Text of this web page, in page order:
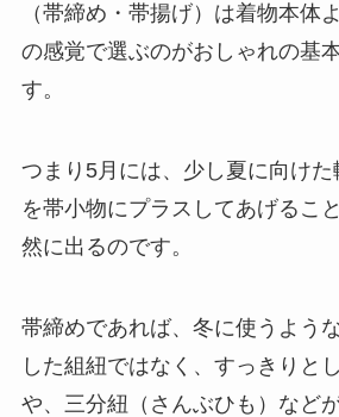
（帯締め・帯揚げ）は着物本体
の感覚で選ぶのがおしゃれの基
す。
つまり5月には、少し夏に向け
を帯小物にプラスしてあげるこ
然に出るのです。
帯締めであれば、冬に使うよう
した組紐ではなく、すっきりと
や、三分紐（さんぶひも）など